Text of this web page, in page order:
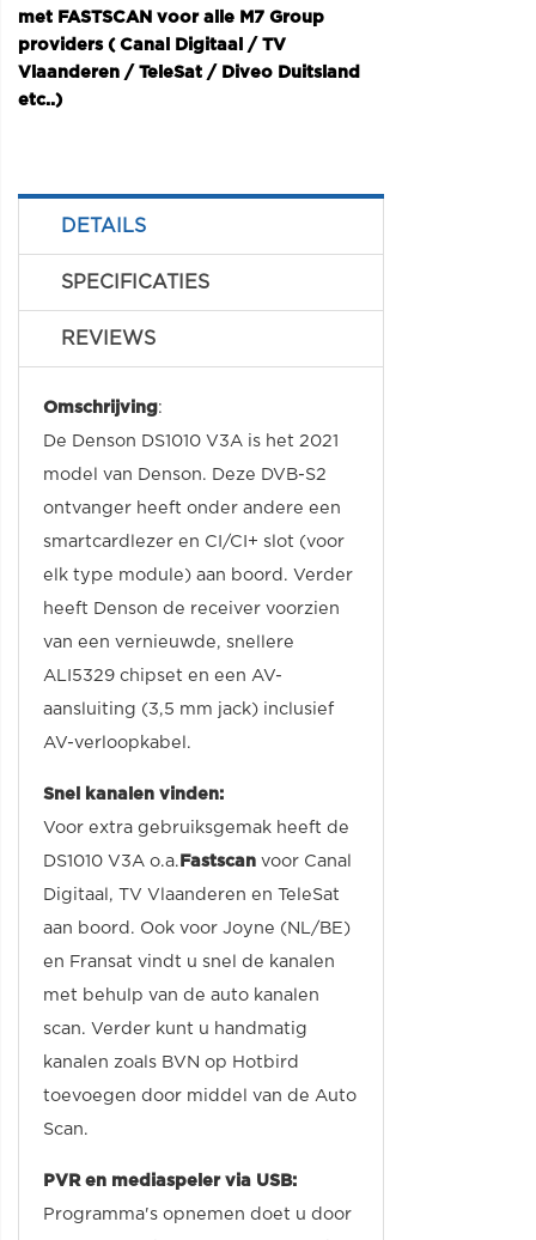
met FASTSCAN voor alle M7 Group
providers ( Canal Digitaal / TV
Vlaanderen / TeleSat / Diveo Duitsland
etc..)
DETAILS
SPECIFICATIES
REVIEWS
Omschrijving:
De Denson DS1010 V3A is het 2021
model van Denson. Deze DVB-S2
ontvanger heeft onder andere een
smartcardlezer en CI/CI+ slot (voor
elk type module) aan boord. Verder
heeft Denson de receiver voorzien
van een vernieuwde, snellere
ALI5329 chipset en een AV-
aansluiting (3,5 mm jack) inclusief
AV-verloopkabel.
Snel kanalen vinden:
Voor extra gebruiksgemak heeft de
DS1010 V3A o.a. Fastscan voor Canal
Digitaal, TV Vlaanderen en TeleSat
aan boord. Ook voor Joyne (NL/BE)
en Fransat vindt u snel de kanalen
met behulp van de auto kanalen
scan. Verder kunt u handmatig
kanalen zoals BVN op Hotbird
toevoegen door middel van de Auto
Scan.
PVR en mediaspeler via USB:
Programma's opnemen doet u door